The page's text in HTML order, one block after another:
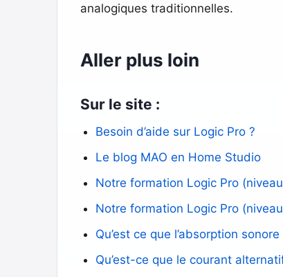
analogiques traditionnelles.
Aller plus loin
Sur le site :
Besoin d’aide sur Logic Pro ?
Le blog MAO en Home Studio
Notre formation Logic Pro
Notre formation Logic Pro
Qu’est ce que l’absorption sonore
Qu’est-ce que le courant